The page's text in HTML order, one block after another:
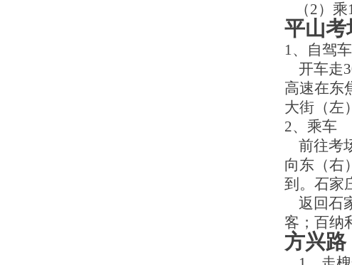
（2） 乘
平山考
1、
自驾车
开车走
高速在东
大街（左
2、 乘车
前往考
向东（右
到。石家
返回石
客；百纳
方兴